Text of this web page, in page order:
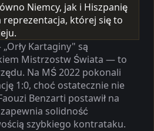
Niemcy, jak i Hiszpanię
której się to
Kartaginy" są
Mistrzostw Świata — to
Na MŚ 2022 pokonali
1:0, choć ostatecznie nie
Benzarti postawił na
solidność
szybkiego kontrataku.